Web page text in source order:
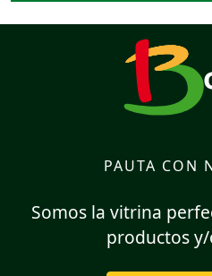
PAUTA CON
Somos la vitrina
productos